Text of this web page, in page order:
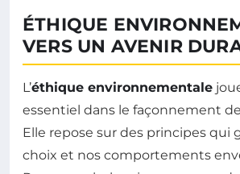
ÉTHIQUE
VERS UN AVENIR
L’éthique environnementale
essentiel dans le façonnement
Elle repose sur des principes qui
choix et nos comportements